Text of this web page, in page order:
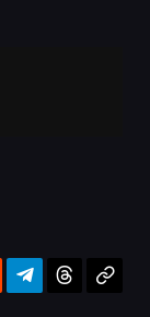
Telegram